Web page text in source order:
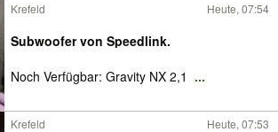
Krefeld Heute, 07:54
Subwoofer von Speedlink.
Noch Verfügbar: Gravity NX 2,1 ...
Krefeld Heute, 07:53